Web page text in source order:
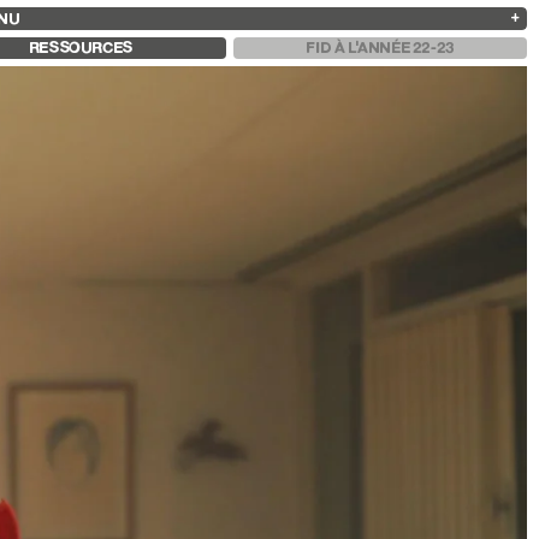
13
2025
2024
2023
2021
2020
2019
RESSOURCES FID À L'ANNÉE 22-23